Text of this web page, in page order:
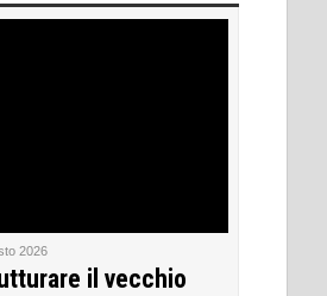
2026
il vecchio